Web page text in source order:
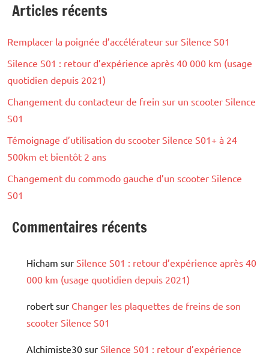
Articles récents
Remplacer la poignée d’accélérateur sur Silence S01
Silence S01 : retour d’expérience après 40 000 km (usage
quotidien depuis 2021)
Changement du contacteur de frein sur un scooter Silence
S01
Témoignage d’utilisation du scooter Silence S01+ à 24
500km et bientôt 2 ans
Changement du commodo gauche d’un scooter Silence
S01
Commentaires récents
Hicham sur Silence S01 : retour d’expérience après 40
000 km (usage quotidien depuis 2021)
robert sur Changer les plaquettes de freins de son
scooter Silence S01
Alchimiste30 sur Silence S01 : retour d’expérience